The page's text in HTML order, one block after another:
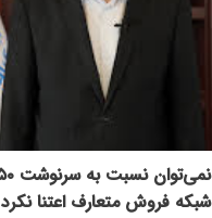
شبکه فروش متعارف اعتنا نکرد